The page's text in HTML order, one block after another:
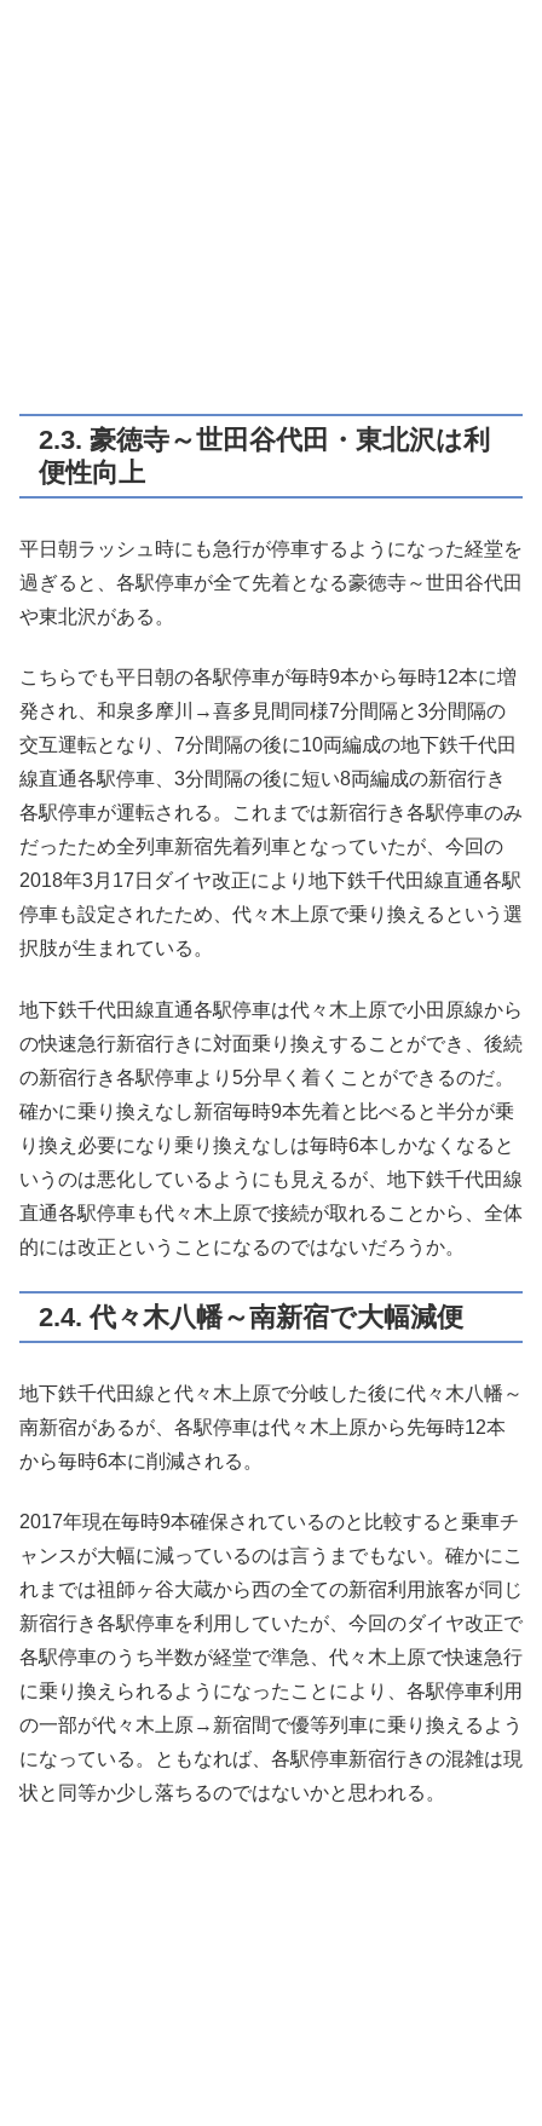
2.3. 豪徳寺～世田谷代田・東北沢は利
便性向上
平日朝ラッシュ時にも急行が停車するようになった経堂を
過ぎると、各駅停車が全て先着となる豪徳寺～世田谷代田
や東北沢がある。
こちらでも平日朝の各駅停車が毎時9本から毎時12本に増
発され、和泉多摩川→喜多見間同様7分間隔と3分間隔の
交互運転となり、7分間隔の後に10両編成の地下鉄千代田
線直通各駅停車、3分間隔の後に短い8両編成の新宿行き
各駅停車が運転される。これまでは新宿行き各駅停車のみ
だったため全列車新宿先着列車となっていたが、今回の
2018年3月17日ダイヤ改正により地下鉄千代田線直通各駅
停車も設定されたため、代々木上原で乗り換えるという選
択肢が生まれている。
地下鉄千代田線直通各駅停車は代々木上原で小田原線から
の快速急行新宿行きに対面乗り換えすることができ、後続
の新宿行き各駅停車より5分早く着くことができるのだ。
確かに乗り換えなし新宿毎時9本先着と比べると半分が乗
り換え必要になり乗り換えなしは毎時6本しかなくなると
いうのは悪化しているようにも見えるが、地下鉄千代田線
直通各駅停車も代々木上原で接続が取れることから、全体
的には改正ということになるのではないだろうか。
2.4. 代々木八幡～南新宿で大幅減便
地下鉄千代田線と代々木上原で分岐した後に代々木八幡～
南新宿があるが、各駅停車は代々木上原から先毎時12本
から毎時6本に削減される。
2017年現在毎時9本確保されているのと比較すると乗車チ
ャンスが大幅に減っているのは言うまでもない。確かにこ
れまでは祖師ヶ谷大蔵から西の全ての新宿利用旅客が同じ
新宿行き各駅停車を利用していたが、今回のダイヤ改正で
各駅停車のうち半数が経堂で準急、代々木上原で快速急行
に乗り換えられるようになったことにより、各駅停車利用
の一部が代々木上原→新宿間で優等列車に乗り換えるよう
になっている。ともなれば、各駅停車新宿行きの混雑は現
状と同等か少し落ちるのではないかと思われる。